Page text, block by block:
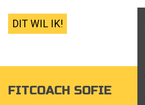
DIT WIL IK!
FITCOACH SOFIE